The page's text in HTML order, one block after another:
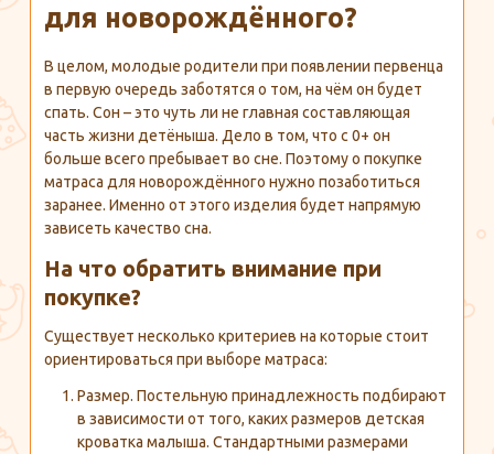
для новорождённого?
В целом, молодые родители при появлении первенца
в первую очередь заботятся о том, на чём он будет
спать. Сон – это чуть ли не главная составляющая
часть жизни детёныша. Дело в том, что с 0+ он
больше всего пребывает во сне. Поэтому о покупке
матраса для новорождённого нужно позаботиться
заранее. Именно от этого изделия будет напрямую
зависеть качество сна.
На что обратить внимание при
покупке?
Существует несколько критериев на которые стоит
ориентироваться при выборе матраса:
Размер. Постельную принадлежность подбирают
в зависимости от того, каких размеров детская
кроватка малыша. Стандартными размерами